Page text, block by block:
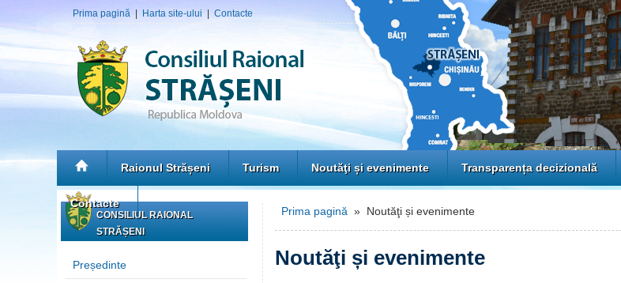
Prima pagină Harta site-ului Contacte
Raionul Strășeni Turism Noutăţi și evenimente Transparența decizională
Contacte
CONSILIUL RAIONAL
STRĂȘENI
Președinte
Prima pagină » Noutăţi și evenimente
Noutăţi și evenimente